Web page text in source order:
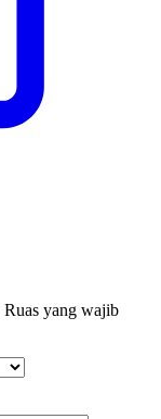
Ruas yang wajib